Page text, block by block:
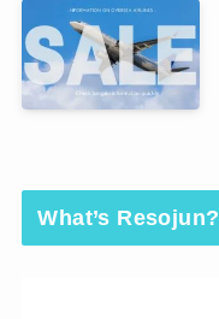
What’s Resojun?